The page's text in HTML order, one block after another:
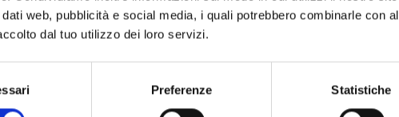
web, pubblicità e social media, i quali potrebbero combinarle con
dal tuo utilizzo dei loro servizi.
Preferenze Statistiche
Info turistiche
e contatti